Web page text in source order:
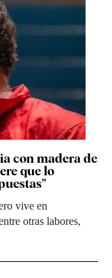
con madera de
que lo
vive en
otras labores,